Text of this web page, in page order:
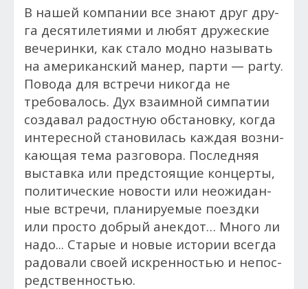
В нашей ком­па­нии все зна­ют друг дру­
га де­сяти­лети­ями и лю­бят дружеские
вечеринки, как стало мод­но на­зывать
на аме­рикан­ский ма­нер, пар­ти — party.
По­вода для встре­чи никогда не
требовалось. Дух вза­им­ной сим­па­тии
соз­да­вал ра­дос­тную об­ста­нов­ку, ког­да
ин­те­рес­ной ста­нови­лась каж­дая воз­ни­
ка­ющая те­ма раз­го­вора. Пос­ледняя
выс­тавка или пред­сто­ящие кон­церты,
по­лити­чес­кие но­вос­ти или не­ожи­дан­
ные встре­чи, пла­ниру­емые по­ез­дки
или прос­то доб­рый анек­дот… Много ли
надо... Ста­рые и но­вые ис­то­рии всег­да
ра­дова­ли сво­ей ис­крен­ностью и не­пос­
редс­твен­ностью.